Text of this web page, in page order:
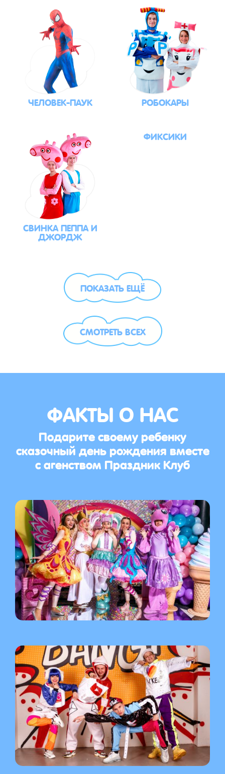
ЧЕЛОВЕК-ПАУК РОБОКАРЫ
СВИНКА ПЕППА И
ДЖОРДЖ
ФИКСИКИ
ПОКАЗАТЬ ЕЩЁ
СМОТРЕТЬ ВСЕХ
ФАКТЫ О НАС
Подарите своему ребенку
сказочный день рождения вместе
с агенством Праздник Клуб